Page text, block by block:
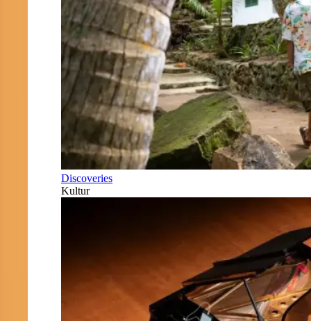
Discoveries
Kultur